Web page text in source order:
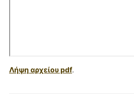
Λήψη αρχείου pdf.